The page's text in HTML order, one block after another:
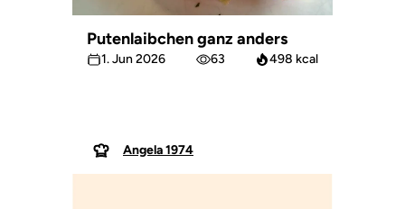
Putenlaibchen ganz anders
1. Jun 2026 63 498 kcal
Angela 1974